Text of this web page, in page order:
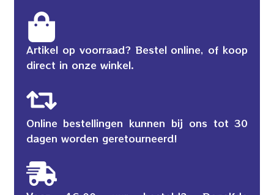
Artikel op voorraad? Bestel online, of koop
direct in onze winkel.
Online bestellingen kunnen bij ons tot 30
dagen worden geretourneerd!